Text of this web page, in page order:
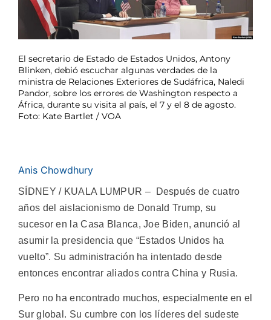
El secretario de Estado de Estados Unidos, Antony
Blinken, debió escuchar algunas verdades de la
ministra de Relaciones Exteriores de Sudáfrica, Naledi
Pandor, sobre los errores de Washington respecto a
África, durante su visita al país, el 7 y el 8 de agosto.
Foto: Kate Bartlet / VOA
Anis Chowdhury
SÍDNEY / KUALA LUMPUR – Después de cuatro
años del aislacionismo de Donald Trump, su
sucesor en la Casa Blanca, Joe Biden, anunció al
asumir la presidencia que “Estados Unidos ha
vuelto”. Su administración ha intentado desde
entonces encontrar aliados contra China y Rusia.
Pero no ha encontrado muchos, especialmente en el
Sur global. Su cumbre con los líderes del sudeste